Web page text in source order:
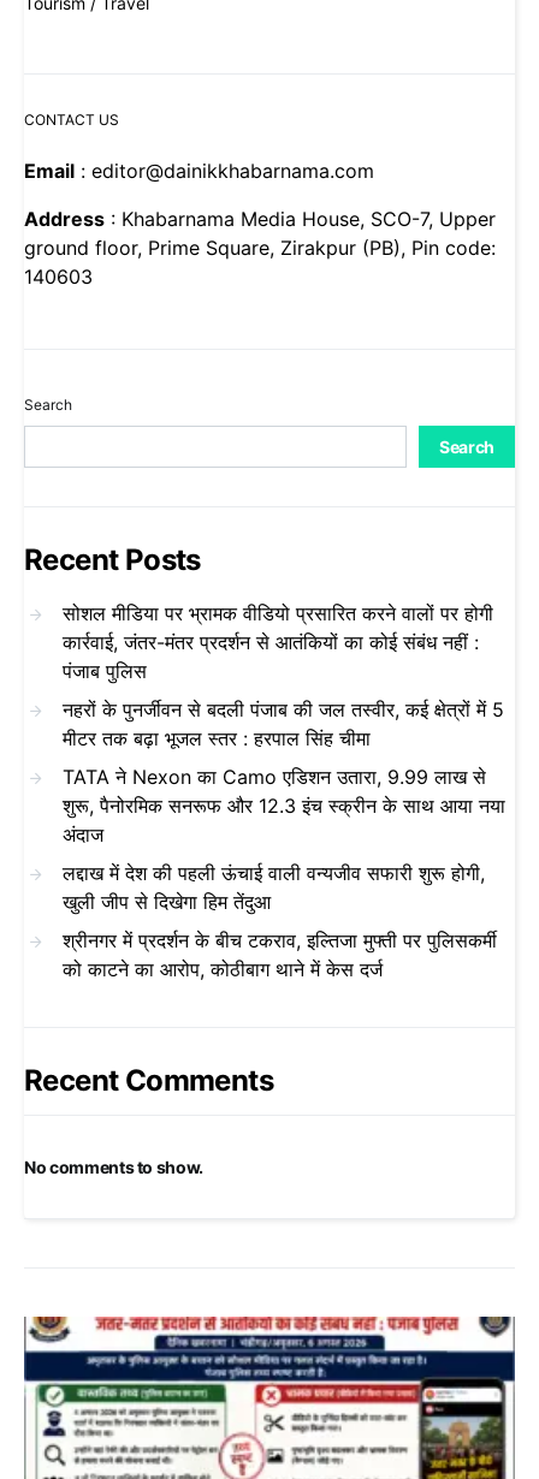
CONTACT US
Email : editor@dainikkhabarnama.com
Address : Khabarnama Media House, SCO-7, Upper
ground floor, Prime Square, Zirakpur (PB), Pin code:
140603
Search
Search
Recent Posts
सोशल मीडिया पर भ्रामक वीडियो प्रसारित करने वालों पर होगी
कार्रवाई, जंतर-मंतर प्रदर्शन से आतंकियों का कोई संबंध नहीं :
पंजाब पुलिस
नहरों के पुनर्जीवन से बदली पंजाब की जल तस्वीर, कई क्षेत्रों में 5
मीटर तक बढ़ा भूजल स्तर : हरपाल सिंह चीमा
TATA ने Nexon का Camo एडिशन उतारा, 9.99 लाख से
शुरू, पैनोरमिक सनरूफ और 12.3 इंच स्क्रीन के साथ आया नया
अंदाज
लद्दाख में देश की पहली ऊंचाई वाली वन्यजीव सफारी शुरू होगी,
खुली जीप से दिखेगा हिम तेंदुआ
श्रीनगर में प्रदर्शन के बीच टकराव, इल्तिजा मुफ्ती पर पुलिसकर्मी
को काटने का आरोप, कोठीबाग थाने में केस दर्ज
Recent Comments
No comments to show.